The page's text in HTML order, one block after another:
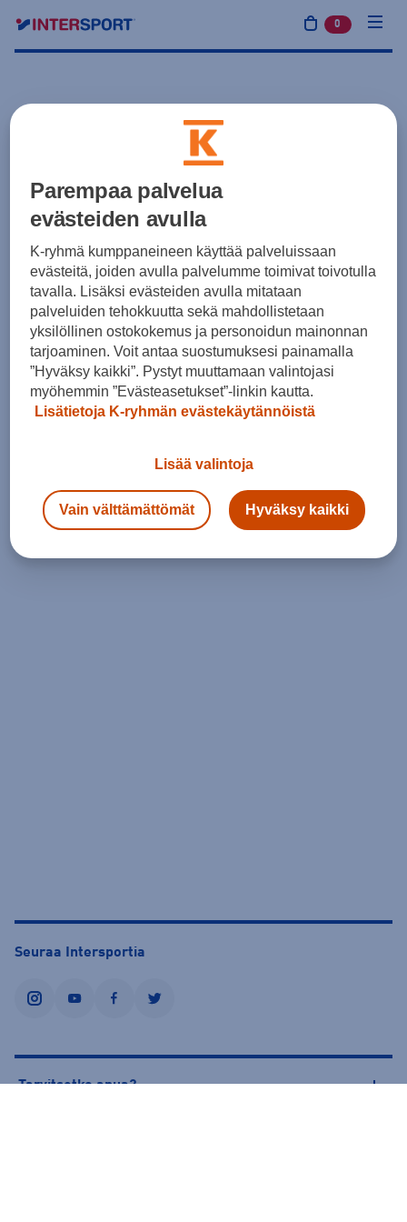
0 tuotetta
Seuraa Intersportia
instagramyoutubefacebooktwitter
Tarvitsetko apua?
Parempaa palvelua
evästeiden avulla
K-ryhmä kumppaneineen käyttää palveluissaan
evästeitä, joiden avulla palvelumme toimivat toivotulla
tavalla. Lisäksi evästeiden avulla mitataan
palveluiden tehokkuutta sekä mahdollistetaan
yksilöllinen ostokokemus ja personoidun mainonnan
tarjoaminen. Voit antaa suostumuksesi painamalla
”Hyväksy kaikki”. Pystyt muuttamaan valintojasi
myöhemmin ”Evästeasetukset”-linkin kautta.
Lisätietoja K-ryhmän evästekäytännöistä
Lisää valintoja
Vain välttämättömät Hyväksy kaikki